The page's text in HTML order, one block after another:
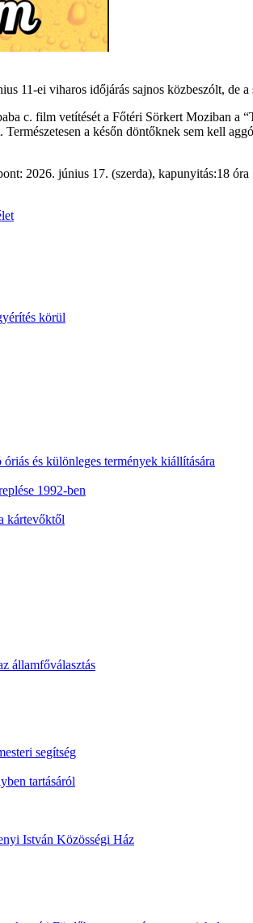
11-ei viharos időjárás sajnos közbeszólt, de
c. film vetítését a Főtéri Sörkert Moziban a
a későn döntőknek sem kell
2026. június 17. (szerda), kapunyitás:18
körül
és különleges termények kiállítására
1992-ben
kártevőktől
államfőválasztás
segítség
tartásáról
István Közösségi Ház